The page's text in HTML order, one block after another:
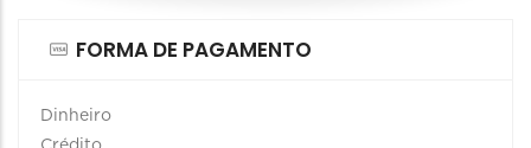
FORMA DE PAGAMENTO
Dinheiro